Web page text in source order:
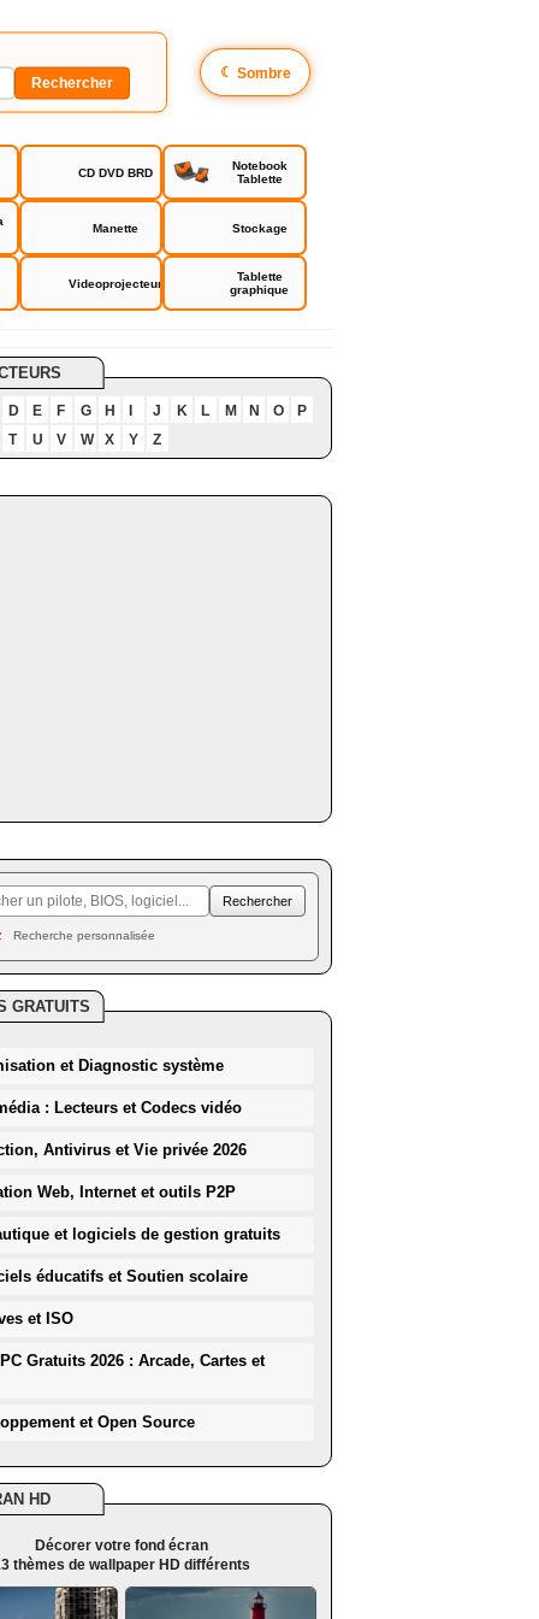
☾ Sombre
CD DVD BRD
Notebook
Tablette
Manette Stockage
Videoprojecteur
Tablette
graphique
D E F G H J K L M N O
P
T
U V W X Y Z
Recherche personnalisée
GRATUITS
et Diagnostic système
: Lecteurs et Codecs vidéo
Antivirus et Vie privée 2026
Web, Internet et outils P2P
et logiciels de gestion gratuits
éducatifs et Soutien scolaire
et ISO
Gratuits 2026 : Arcade, Cartes et
et Open Source
HD
Décorer votre fond écran
thèmes de wallpaper HD différents